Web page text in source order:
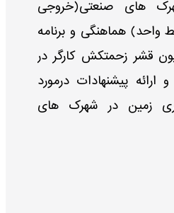
های صنعتی(خروجی
هماهنگی و برنامه
قشر زحمتکش کارگر در
ارائه پیشنهادات درمورد
زمین در شهرک های